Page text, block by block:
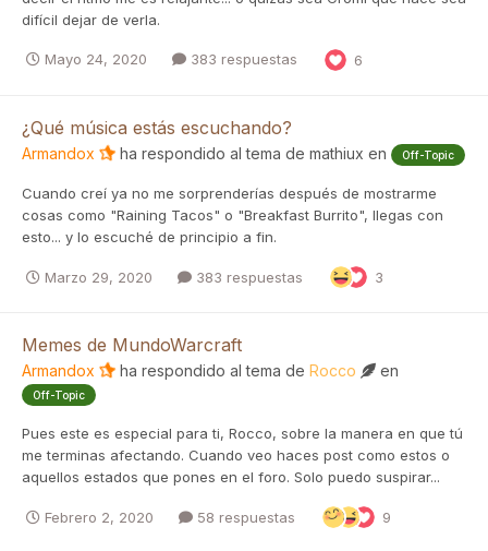
difícil dejar de verla.
Mayo 24, 2020 383 respuestas 6
¿Qué música estás escuchando?
Armandox ha respondido al tema de mathiux en Off-Topic
Cuando creí ya no me sorprenderías después de mostrarme
cosas como "Raining Tacos" o "Breakfast Burrito", llegas con
esto... y lo escuché de principio a fin.
Marzo 29, 2020 383 respuestas 3
Memes de MundoWarcraft
Armandox ha respondido al tema de Rocco en
Off-Topic
Pues este es especial para ti, Rocco, sobre la manera en que tú
me terminas afectando. Cuando veo haces post como estos o
aquellos estados que pones en el foro. Solo puedo suspirar...
Febrero 2, 2020 58 respuestas 9